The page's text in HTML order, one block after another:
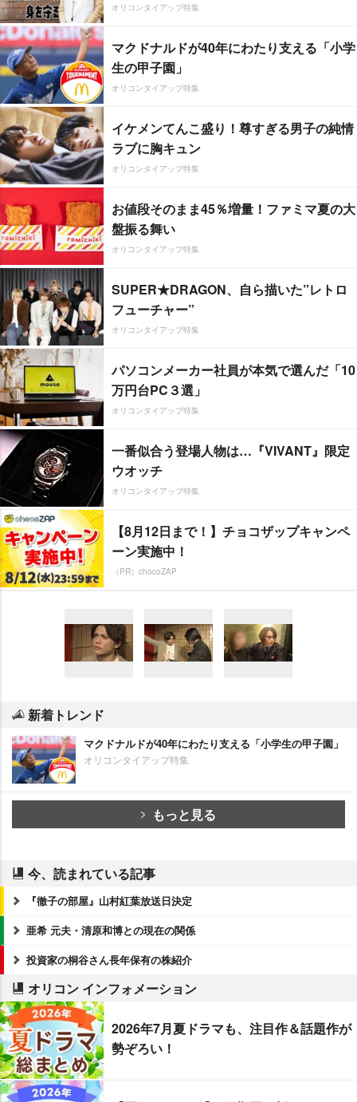
オリコンタイアップ特集
マクドナルドが40年にわたり支える「小学
生の甲子園」
オリコンタイアップ特集
イケメンてんこ盛り！尊すぎる男子の純情
ラブに胸キュン
オリコンタイアップ特集
お値段そのまま45％増量！ファミマ夏の大
盤振る舞い
オリコンタイアップ特集
SUPER★DRAGON、自ら描いた”レトロ
フューチャー”
オリコンタイアップ特集
パソコンメーカー社員が本気で選んだ「10
万円台PC３選」
オリコンタイアップ特集
一番似合う登場人物は…『VIVANT』限定
ウオッチ
オリコンタイアップ特集
【8月12日まで！】チョコザップキャンペ
ーン実施中！
（PR）chocoZAP
新着トレンド
マクドナルドが40年にわたり支える「小学生の甲子園」
オリコンタイアップ特集
もっと見る
今、読まれている記事
『徹子の部屋』山村紅葉放送日決定
亜希 元夫・清原和博との現在の関係
投資家の桐谷さん長年保有の株紹介
オリコン インフォメーション
2026年7月夏ドラマも、注目作＆話題作が
勢ぞろい！